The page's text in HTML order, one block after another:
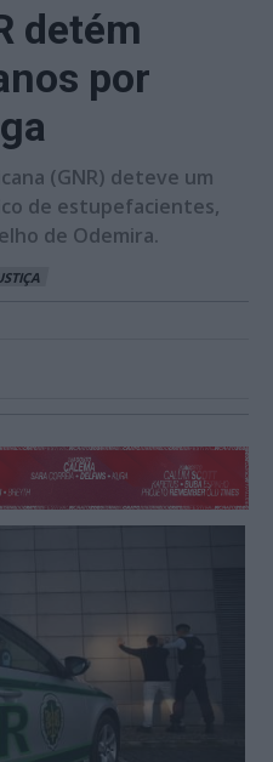
detém
por
(GNR) deteve um
de estupefacientes,
de Odemira.